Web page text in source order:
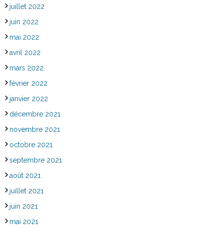
juillet 2022
juin 2022
mai 2022
avril 2022
mars 2022
février 2022
janvier 2022
décembre 2021
novembre 2021
octobre 2021
septembre 2021
août 2021
juillet 2021
juin 2021
mai 2021